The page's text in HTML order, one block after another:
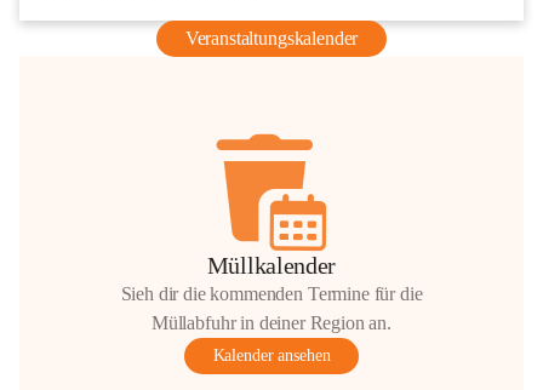
Veranstaltungskalender
Müllkalender
Sieh dir die kommenden Termine für die
Müllabfuhr in deiner Region an.
Kalender ansehen